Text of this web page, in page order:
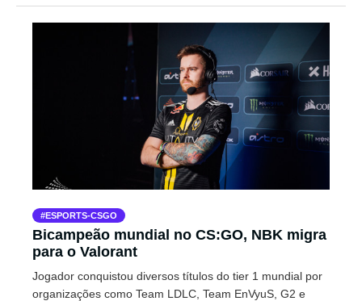
ESPORTS-CSGO
Bicampeão mundial no CS:GO, NBK migra
para o Valorant
Jogador conquistou diversos títulos do tier 1 mundial por
organizações como Team LDLC, Team EnVyuS, G2 e